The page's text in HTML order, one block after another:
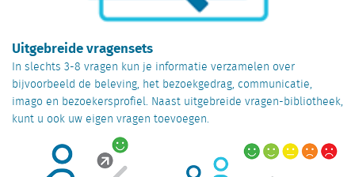
Uitgebreide vragensets
In slechts 3-8 vragen kun je informatie verzamelen over
bijvoorbeeld de beleving, het bezoekgedrag, communicatie,
imago en bezoekersprofiel. Naast uitgebreide vragen-bibliotheek,
kunt u ook uw eigen vragen toevoegen.